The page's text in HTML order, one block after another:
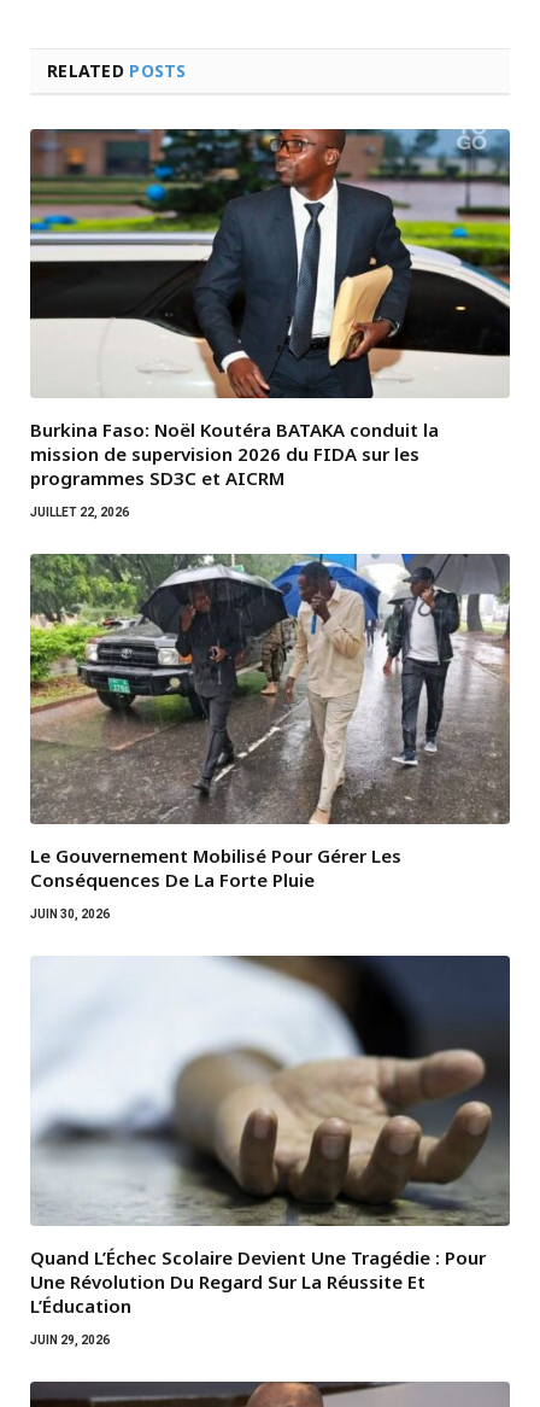
RELATED POSTS
Burkina Faso: Noël Koutéra BATAKA conduit la
mission de supervision 2026 du FIDA sur les
programmes SD3C et AICRM
JUILLET 22, 2026
Le Gouvernement Mobilisé Pour Gérer Les
Conséquences De La Forte Pluie
JUIN 30, 2026
Quand L’Échec Scolaire Devient Une Tragédie : Pour
Une Révolution Du Regard Sur La Réussite Et
L’Éducation
JUIN 29, 2026